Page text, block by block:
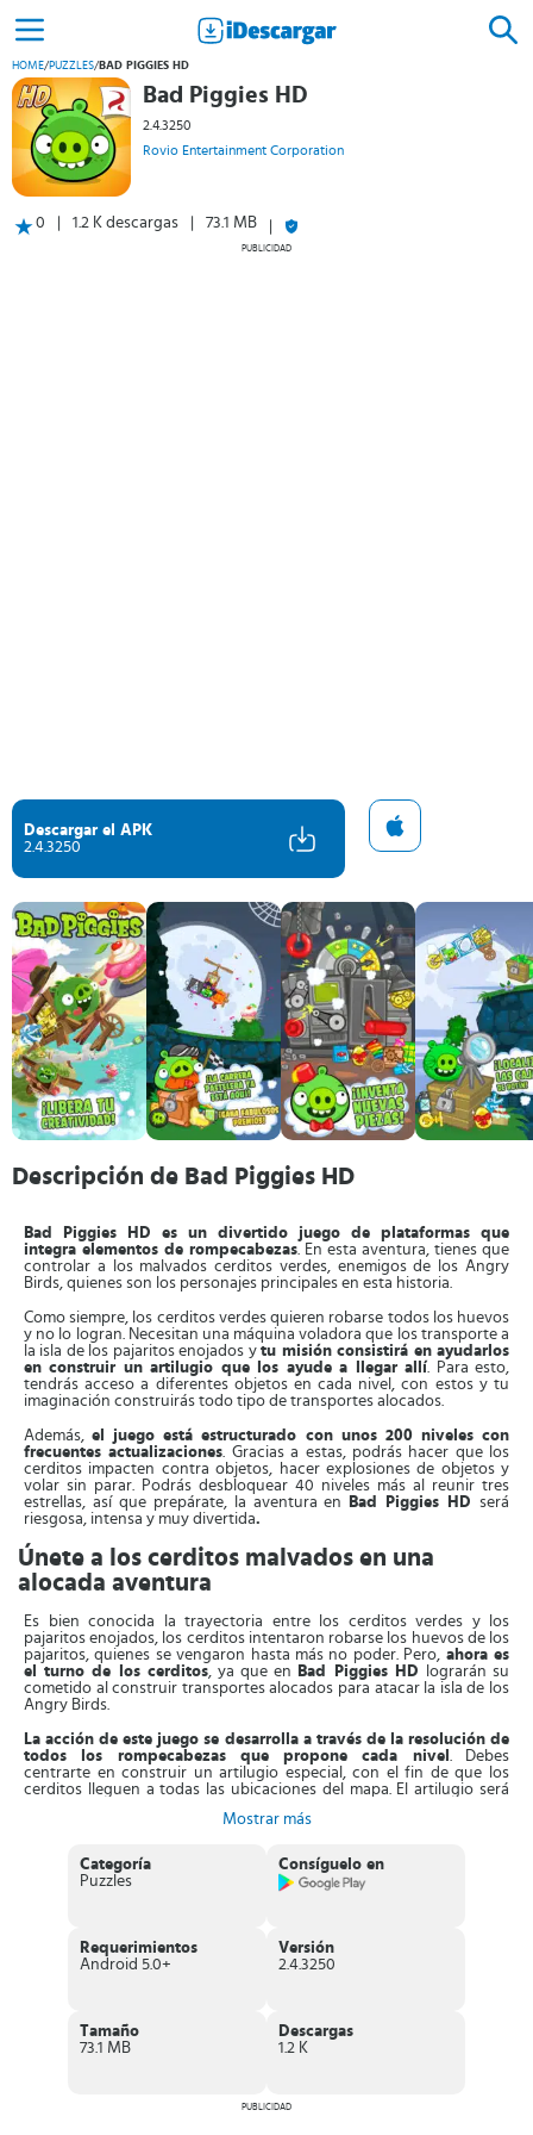
HOME/PUZZLES/ BAD PIGGIES HD
Bad Piggies HD
2.4.3250
Rovio Entertainment Corporation
0 1.2 K descargas 73.1 MB
PUBLICIDAD
Descargar el APK
2.4.3250
Descripción de Bad Piggies HD
Bad Piggies HD es un divertido juego de plataformas que
integra elementos de rompecabezas. En esta aventura, tienes que
controlar a los malvados cerditos verdes, enemigos de los Angry
Birds, quienes son los personajes principales en esta historia.
Como siempre, los cerditos verdes quieren robarse todos los huevos
y no lo logran. Necesitan una máquina voladora que los transporte a
la isla de los pajaritos enojados ytu misión consistirá en ayudarlos
en construir un artilugio que los ayude a llegar allí. Para esto,
tendrás acceso a diferentes objetos en cada nivel, con estos y tu
imaginación construirás todo tipo de transportes alocados.
Además,el juego está estructurado con unos 200 niveles con
frecuentes actualizaciones. Gracias a estas, podrás hacer que los
cerditos impacten contra objetos, hacer explosiones de objetos y
volar sin parar. Podrás desbloquear 40 niveles más al reunir tres
estrellas, así que prepárate, la aventura en
Bad Piggies HDserá
riesgosa, intensa y muy divertida.
Únete a los cerditos malvados en una
alocada aventura
Es bien conocida la trayectoria entre los cerditos verdes y los
pajaritos enojados, los cerditos intentaron robarse los huevos de los
pajaritos, quienes se vengaron hasta más no poder. Pero, ahora es
el turno de los cerditos, ya que en Bad Piggies HD
lograrán su
cometido al construir transportes alocados para atacar la isla de los
Angry Birds.
La acción de este juego se desarrolla a través de la resolución de
todos los rompecabezas que propone cada nivel . Debes
centrarte en construir un artilugio especial, con el fin de que los
cerditos lleguen a todas las ubicaciones del mapa. El artilugio será
cerditos corran o vuelen. Al tener el transporte,
casos terminarás en el suelo y los cerditos volando por los aires.
Asimismo,el juego cuenta con más de 200 niveles
llenos de retos y aventuras. Al terminar cada misión, debes
recolectar las calaveras y
acceder a la función sandbox
permitirá diseñar entornos sin objetivos específicos.
recursos que ofrece el juego. Puedes aplicarle el diseño que gustes y
pilotarlo, el cual será inmune a los ataques de los pajaritos, así que es
Características de Bad Piggies HD
Mostrar más
Categoría
Puzzles
Consíguelo en
Requerimientos
Android 5.0+
Versión
2.4.3250
Tamaño
73.1 MB
Descargas
1.2 K
PUBLICIDAD